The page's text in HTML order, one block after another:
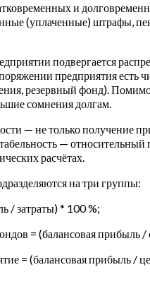
и
(уплаченные) штрафы,
подвергается
предприятия есть
резервный фонд).
сомнения долгам.
— не только получение
—
расчётах.
на три группы:
/ затраты) * 100 %;
= (балансовая
= (балансовая прибыль /